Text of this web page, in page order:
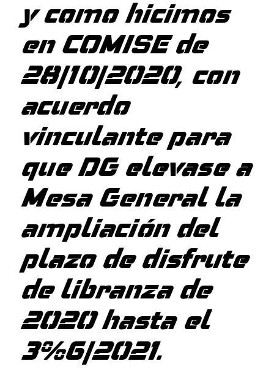
y como hicimos
en COMISE de
28/10/2020, con
acuerdo
vinculante para
que DG elevase a
Mesa General la
ampliación del
plazo de disfrute
de libranza de
2020 hasta el
30/06/2021.